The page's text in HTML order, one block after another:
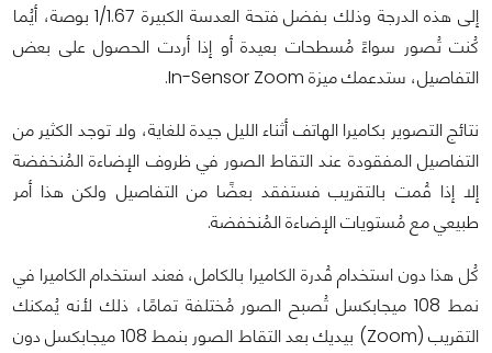
إلى هذه الدرجة وذلك بفضل فتحة العدسة الكبيرة 1/1.67 بوصة، أيُما
كُنت تُصور سواءً مُسطحات بعيدة أو إذا أردت الحصول على بعض
التفاصيل، ستدعمك ميزة In-Sensor Zoom.
نتائج التصوير بكاميرا الهاتف أثناء الليل جيدة للغاية، ولا توجد الكثير من
التفاصيل المفقودة عند التقاط الصور في ظروف الإضاءة المُنخفضة
إلا إذا قُمت بالتقريب فستفقد بعضًا من التفاصيل ولكن هذا أمر
طبيعي مع مُستويات الإضاءة المُنخفضة.
كُل هذا دون استخدام قُدرة الكاميرا بالكامل، فعند استخدام الكاميرا في
نمط 108 ميجابكسل تُصبح الصور مُختلفة تمامًا، ذلك لأنه يُمكنك
التقريب (Zoom) بيديك بعد التقاط الصور بنمط 108 ميجابكسل دون